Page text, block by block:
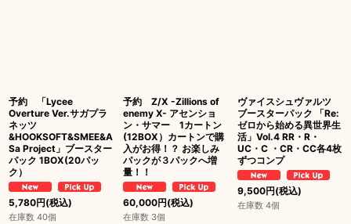
予約 「Lycee
Overture Ver.サガプラ
ネッツ
&HOOKSOFT&SMEE&A
Sa Project」ブースター
パック 1BOX(20パッ
ク）
5,780円(税込)
在庫数 40個
予約 Z/X -Zillions of
enemy X- アセンショ
ン・サマー 1カートン
(12BOX）カートンで購
入がお得！？ お楽しみ
パックが３パックへ増
量！！
60,000円(税込)
在庫数 3個
ヴァイスシュヴァルツ
ブースターパック 「Re:
ゼロから始める異世界生
活」Vol.4 RR・R・
UC・C ・CR・CC各4枚
ずつコンプ
9,500円(税込)
在庫数 4個